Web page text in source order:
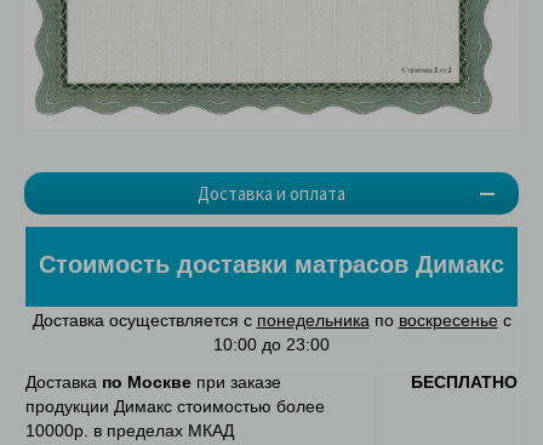
Доставка и оплата
Стоимость доставки матрасов Димакс
Доставка осуществляется с понедельникапо воскресенье с
10:00 до 23:00
Доставка по Москве при заказе
продукции Димакс стоимостью более
10000р. в пределах МКАД
БЕСПЛАТНО